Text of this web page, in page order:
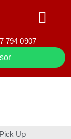
794 0907
Up